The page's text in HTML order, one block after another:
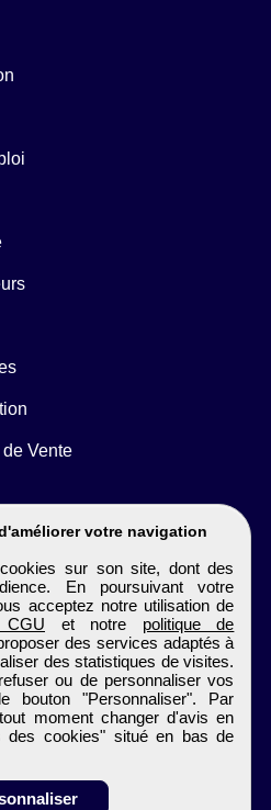
votre navigation
sur son site, dont des
En poursuivant votre
acceptez notre utilisation de
et notre politique de
des services adaptés à
des statistiques de visites.
ou de personnaliser vos
bouton "Personnaliser". Par
moment changer d'avis en
des cookies" situé en bas de
Vente